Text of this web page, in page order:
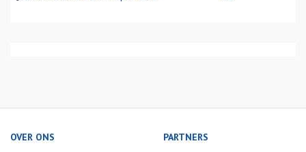
OVER ONS PARTNERS